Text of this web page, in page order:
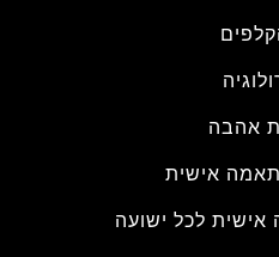
אהבה
אישית
לכל ישועה